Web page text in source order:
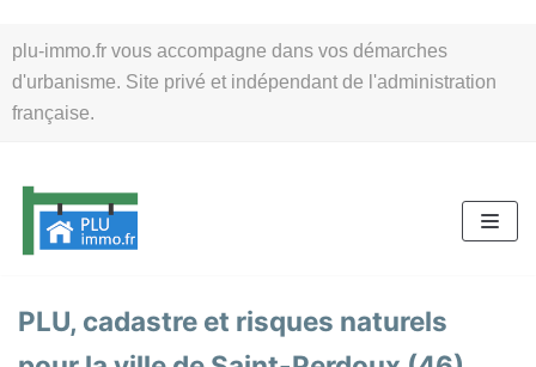
plu-immo.fr vous accompagne dans vos démarches
d'urbanisme. Site privé et indépendant de l'administration
française.
au
contenu
PLU, cadastre et risques naturels